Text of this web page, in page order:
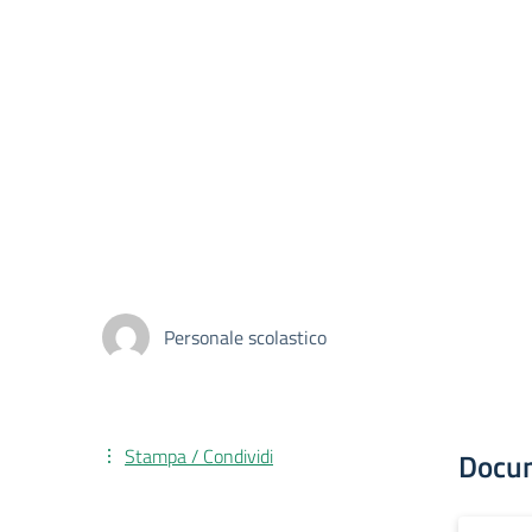
Personale scolastico
Stampa / Condividi